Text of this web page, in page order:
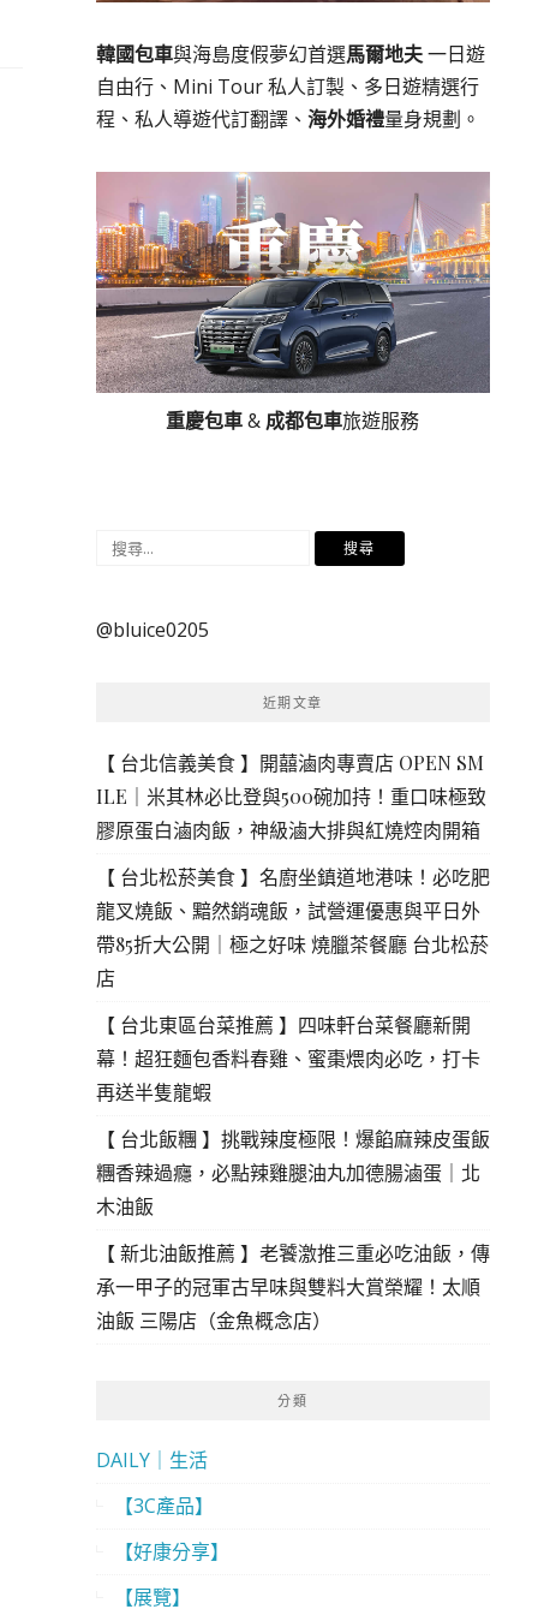
韓國包車與海島度假夢幻首選馬爾地夫一日遊
自由行、Mini Tour 私人訂製、多日遊精選行
程、私人導遊代訂翻譯、 海外婚禮量身規劃。
重慶包車& 成都包車旅遊服務
搜
鍵
@bluice0205
近期文章
【 台北信義美食 】開囍滷肉專賣店 OPEN SM
ILE｜米其林必比登與500碗加持！重口味極致
膠原蛋白滷肉飯，神級滷大排與紅燒焢肉開箱
【 台北松菸美食 】名廚坐鎮道地港味！必吃肥
龍叉燒飯、黯然銷魂飯，試營運優惠與平日外
帶85折大公開｜極之好味 燒臘茶餐廳 台北松菸
店
【 台北東區台菜推薦 】四味軒台菜餐廳新開
幕！超狂麵包香料春雞、蜜棗煨肉必吃，打卡
再送半隻龍蝦
【 台北飯糰 】挑戰辣度極限！爆餡麻辣皮蛋飯
糰香辣過癮，必點辣雞腿油丸加德腸滷蛋｜北
木油飯
【 新北油飯推薦 】老饕激推三重必吃油飯，傳
承一甲子的冠軍古早味與雙料大賞榮耀！太順
油飯 三陽店（金魚概念店）
分類
DAILY｜生活
【3C產品】
【好康分享】
【展覽】